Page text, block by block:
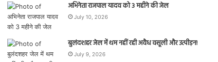
अभिनेता राजपाल यादव को 3 महीने की जेल
July 10, 2026
बुलंदशहर जेल में थम नहीं रही अवैध वसूली और उत्पीड़न!
July 9, 2026